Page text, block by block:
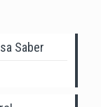
Saber